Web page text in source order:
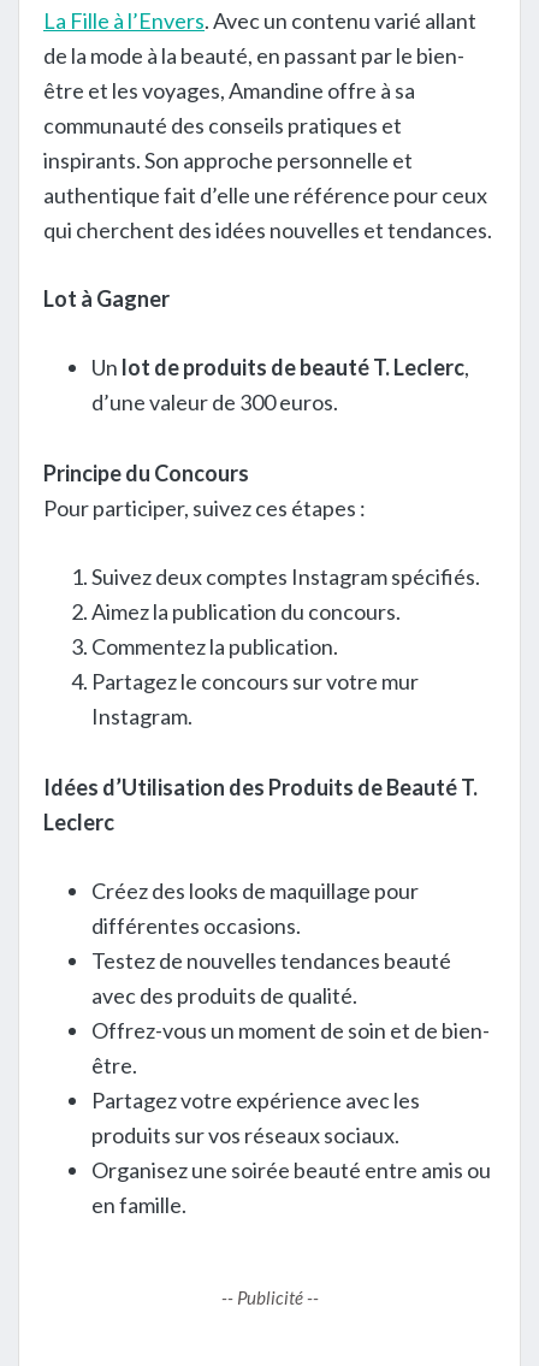
La Fille à l’Envers. Avec un contenu varié allant
de la mode à la beauté, en passant par le bien-
être et les voyages, Amandine offre à sa
communauté des conseils pratiques et
inspirants. Son approche personnelle et
authentique fait d’elle une référence pour ceux
qui cherchent des idées nouvelles et tendances.
Lot à Gagner
Un lot de produits de beauté T. Leclerc,
d’une valeur de 300 euros.
Principe du Concours
Pour participer, suivez ces étapes :
Suivez deux comptes Instagram spécifiés.
Aimez la publication du concours.
Commentez la publication.
Partagez le concours sur votre mur
Instagram.
Idées d’Utilisation des Produits de Beauté T.
Leclerc
Créez des looks de maquillage pour
différentes occasions.
Testez de nouvelles tendances beauté
avec des produits de qualité.
Offrez-vous un moment de soin et de bien-
être.
Partagez votre expérience avec les
produits sur vos réseaux sociaux.
Organisez une soirée beauté entre amis ou
en famille.
-- Publicité --